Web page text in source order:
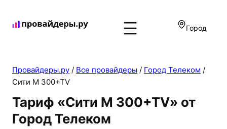
Город
Провайдеры.ру / Все провайдеры / Город Телеком /
Сити M 300+TV
Тариф «Сити M 300+TV» от
Город Телеком